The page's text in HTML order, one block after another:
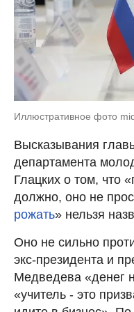
Иллюстративное фото
Высказывания
департамента
Глацких о том, что
должно, оно не
рожать» нельзя
Оно не сильно
экс-президента и
Медведева «денег
«учитель - это